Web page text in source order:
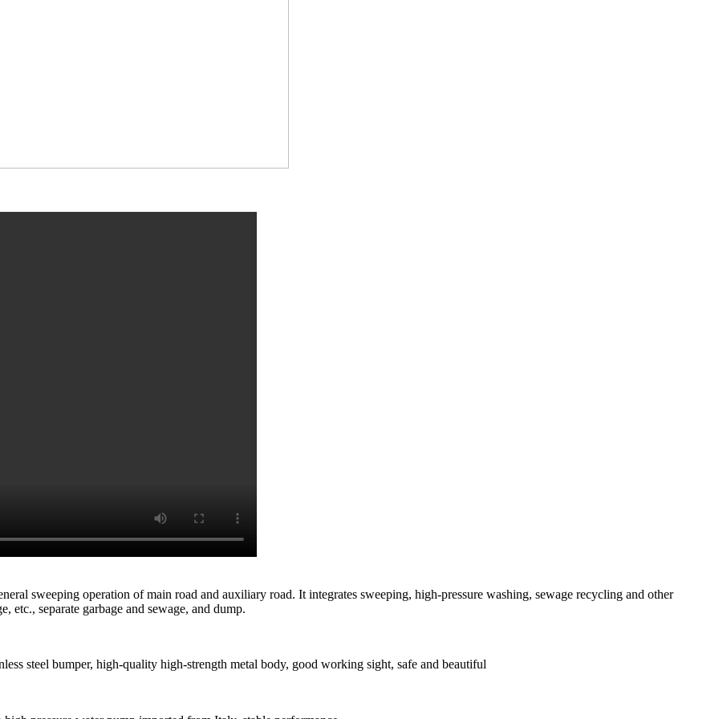
sweeping operation of main road and auxiliary road. It integrates sweeping, high-pressure washing, sewage recycling and other
etc., separate garbage and sewage, and dump.
steel bumper, high-quality high-strength metal body, good working sight, safe and beautiful